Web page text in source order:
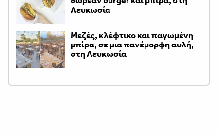
Λευκωσία
Μεζές, κλέφτικο και παγωμένη
μπίρα, σε μια πανέμορφη αυλή,
στη Λευκωσία